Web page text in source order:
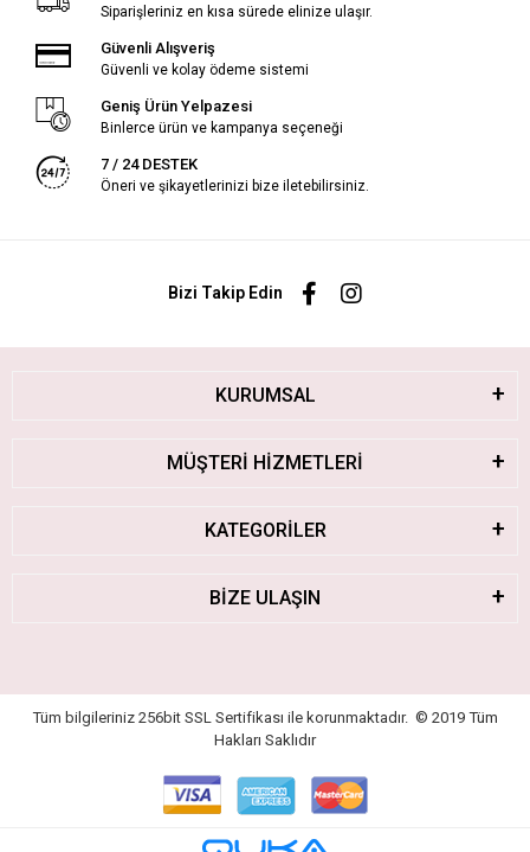
Siparişleriniz en kısa sürede elinize ulaşır.
Güvenli Alışveriş
Güvenli ve kolay ödeme sistemi
Geniş Ürün Yelpazesi
Binlerce ürün ve kampanya seçeneği
7 / 24 DESTEK
Öneri ve şikayetlerinizi bize iletebilirsiniz.
Bizi Takip Edin
KURUMSAL
MÜŞTERİ HİZMETLERİ
KATEGORİLER
BİZE ULAŞIN
Tüm bilgileriniz 256bit SSL Sertifikası ile korunmaktadır. © 2019 Tüm
Hakları Saklıdır